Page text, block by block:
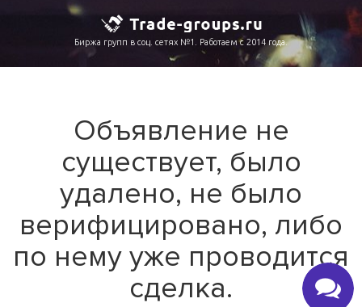
Биржа групп в соц. сетях №1. Работаем с 2014 года.
Объявление не
существует, было
удалено, не было
верифицировано, либо
по нему уже проводится
сделка.